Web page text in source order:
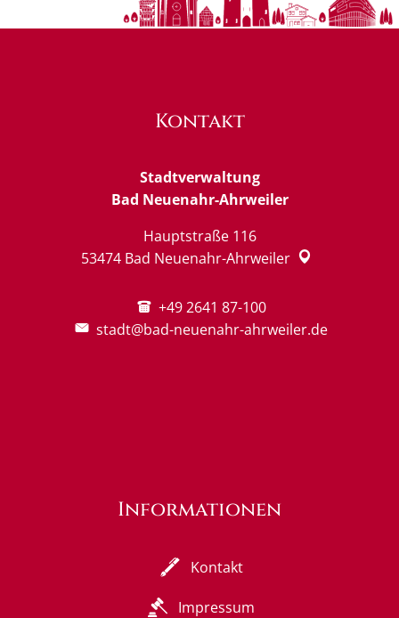
Kontakt
Stadtverwaltung
Bad Neuenahr-Ahrweiler
Hauptstraße 116
53474 Bad Neuenahr-Ahrweiler
+49 2641 87-100
stadt@bad-neuenahr-ahrweiler.de
Informationen
Kontakt
Impressum